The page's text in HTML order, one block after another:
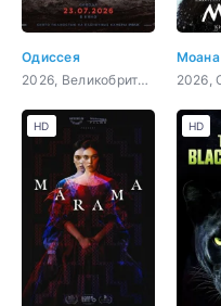
Одиссея
2026, Великобритания, США, фэнтези, боевик, приключения
Моана
HD HD